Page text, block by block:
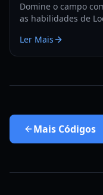
Domine o campo
as habilidades de
Ler Mais
Mais Códigos